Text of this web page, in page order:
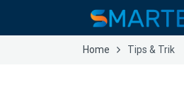
Home Tips & Trik